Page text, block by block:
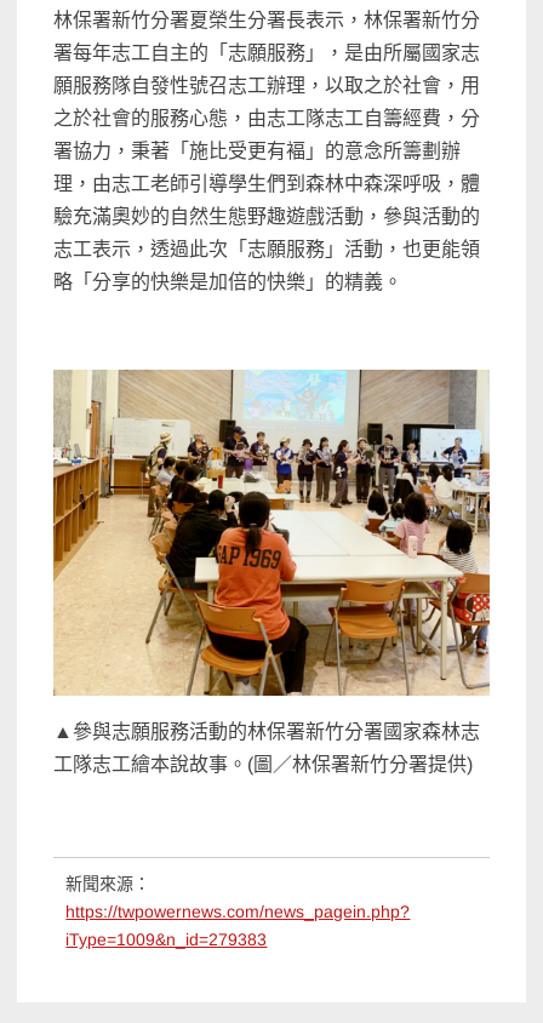
林保署新竹分署夏榮生分署長表示，林保署新竹分
署每年志工自主的「志願服務」，是由所屬國家志
願服務隊自發性號召志工辦理，以取之於社會，用
之於社會的服務心態，由志工隊志工自籌經費，分
署協力，秉著「施比受更有褔」的意念所籌劃辦
理，由志工老師引導學生們到森林中森深呼吸，體
驗充滿奧妙的自然生態野趣遊戲活動，參與活動的
志工表示，透過此次「志願服務」活動，也更能領
略「分享的快樂是加倍的快樂」的精義。
▲參與志願服務活動的林保署新竹分署國家森林志
工隊志工繪本說故事。(圖／林保署新竹分署提供)
新聞來源：
https://twpowernews.com/news_pagein.php?
iType=1009&n_id=279383